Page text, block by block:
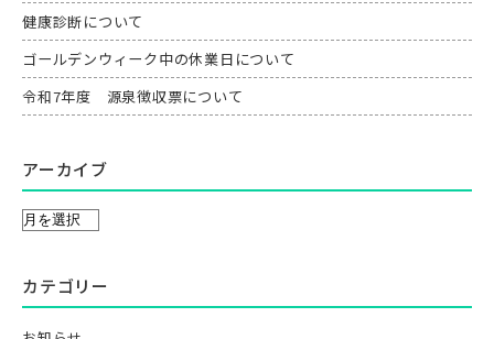
健康診断について
ゴールデンウィーク中の休業日について
令和7年度 源泉徴収票について
アーカイブ
カテゴリー